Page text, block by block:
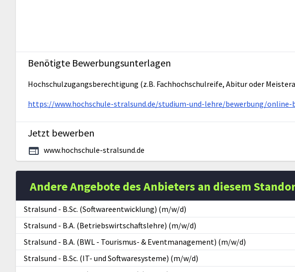
Benötigte Bewerbungsunterlagen
Hochschulzugangsberechtigung (z.B. Fachhochschulreife, Abitur oder
https://www.hochschule-stralsund.de/studium-und-lehre/bewerbung/online-
Jetzt bewerben
www.hochschule-stralsund.de
Andere Angebote des Anbieters an diesem
Stralsund - B.Sc. (Softwareentwicklung) (m/w/d)
Stralsund - B.A. (Betriebswirtschaftslehre) (m/w/d)
Stralsund - B.A. (BWL - Tourismus- & Eventmanagement) (m/w/d)
Stralsund - B.Sc. (IT- und Softwaresysteme) (m/w/d)